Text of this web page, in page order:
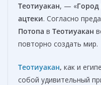
Теотиуакан, — «Город
ацтеки. Согласно
Потопа в Теотиуакан
повторно создать мир.
Теотиуакан, как и
собой удивительный